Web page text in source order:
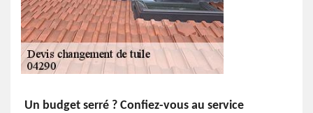
Un budget serré ? Confiez-vous au service